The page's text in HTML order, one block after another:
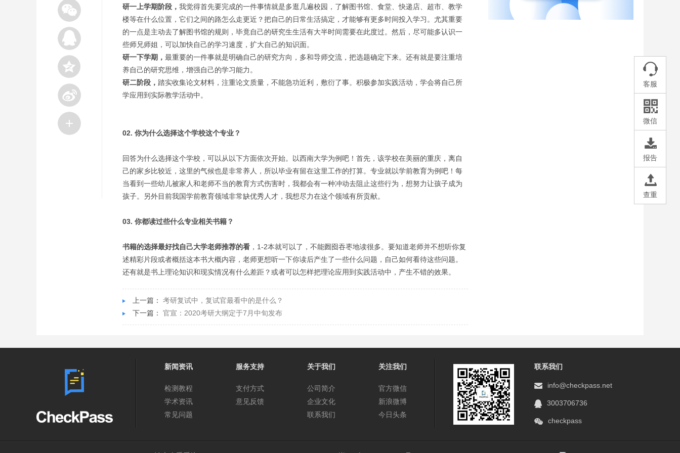
研一上学期阶段，我觉得首先要完成的一件事情就是多逛几遍校园，了解图书馆、食堂、快递店、超市、教学
楼等在什么位置，它们之间的路怎么走更近？把自己的日常生活搞定，才能够有更多时间投入学习。尤其重要
的一点是主动去了解图书馆的规则，毕竟自己的研究生生活有大半时间需要在此度过。然后，尽可能多认识一
些师兄师姐，可以加快自己的学习速度，扩大自己的知识面。
研一下学期，最重要的一件事就是明确自己的研究方向，多和导师交流，把选题确定下来。还有就是要注重培
养自己的研究思维，增强自己的学习能力。
研二阶段， 踏实收集论文材料，注重论文质量，不能急功近利，敷衍了事。积极参加实践活动，学会将自己所
学应用到实际教学活动中。
02. 你为什么选择这个学校这个专业？
回答为什么选择这个学校，可以从以下方面依次开始。以西南大学为例吧！首先，该学校在美丽的重庆，离自
己的家乡比较近，这里的气候也是非常养人，所以毕业有留在这里工作的打算。专业就以学前教育为例吧！每
当看到一些幼儿被家人和老师不当的教育方式伤害时，我都会有一种冲动去阻止这些行为，想努力让孩子成为
孩子。另外目前我国学前教育领域非常缺优秀人才，我想尽力在这个领域有所贡献。
03. 你都读过些什么专业相关书籍？
书籍的选择最好找自己大学老师推荐的看 ，1-2本就可以了，不能囫囵吞枣地读很多。要知道老师并不想听你复
述精彩片段或者概括这本书大概内容，老师更想听一下你读后产生了一些什么问题，自己如何看待这些问题。
还有就是书上理论知识和现实情况有什么差距？或者可以怎样把理论应用到实践活动中，产生不错的效果。
上一篇：考研复试中，复试官最看中的是什么？
下一篇：官宣：2020考研大纲定于7月中旬发布
新闻资讯
检测教程
学术资讯
常见问题
服务支持
支付方式
意见反馈
关于我们
公司简介
企业文化
联系我们
关注我们
官方微信
新浪微博
今日头条
联系我们
info@checkpass.net
3003706736
checkpass
客服
微信
报告
查重